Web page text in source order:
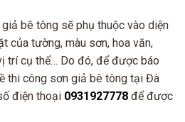
bê tông sẽ phụ thuộc vào diện
của tường, màu sơn, hoa văn,
trí cụ thể… Do đó, để được báo
thi công sơn giả bê tông tại Đà
điện thoại 0931927778 để được